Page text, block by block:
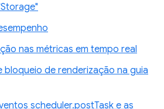
nas métricas em tempo real
bloqueio de renderização na guia
scheduler.postTask e as